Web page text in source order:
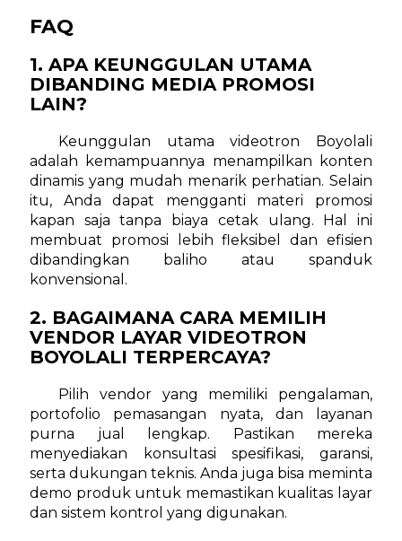
FAQ
1. APA KEUNGGULAN UTAMA
DIBANDING MEDIA PROMOSI
LAIN?
Keunggulan utama videotron Boyolali
adalah kemampuannya menampilkan konten
dinamis yang mudah menarik perhatian. Selain
itu, Anda dapat mengganti materi promosi
kapan saja tanpa biaya cetak ulang. Hal ini
membuat promosi lebih fleksibel dan efisien
dibandingkan baliho atau spanduk
konvensional.
2. BAGAIMANA CARA MEMILIH
VENDOR LAYAR VIDEOTRON
BOYOLALI TERPERCAYA?
Pilih vendor yang memiliki pengalaman,
portofolio pemasangan nyata, dan layanan
purna jual lengkap. Pastikan mereka
menyediakan konsultasi spesifikasi, garansi,
serta dukungan teknis. Anda juga bisa meminta
demo produk untuk memastikan kualitas layar
dan sistem kontrol yang digunakan.